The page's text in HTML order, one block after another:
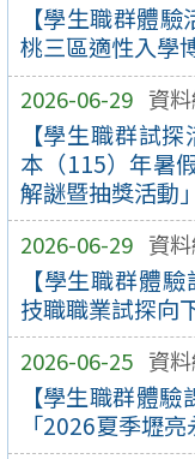
【學生職群體
桃三區適性入學
2026-06-29 資
【學生職群試
本（115）年暑
解謎暨抽獎活動」
2026-06-29 資
【學生職群體
技職職業試探向
2026-06-25 資
【學生職群體
「2026夏季壢